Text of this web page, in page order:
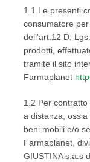
1.1 Le presenti
consumatore
dell'art.12 D.
prodotti,
tramite il sito
Farmaplanet
1.2 Per contratto
a distanza,
beni mobili e/o
Farmaplanet,
GIUSTINA s.a.s